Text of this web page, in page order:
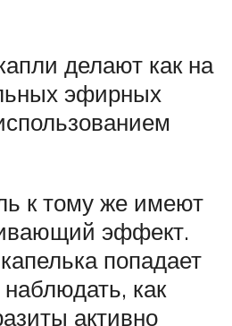
делают как на
эфирных
к тому же имеют
эффект.
попадает
как
активно